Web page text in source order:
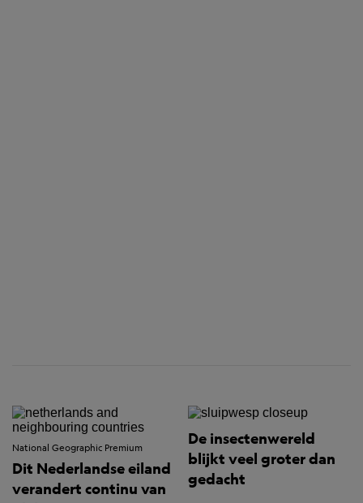
National Geographic Premium
Dit Nederlandse eiland
verandert continu van
De insectenwereld
blijkt veel groter dan
gedacht